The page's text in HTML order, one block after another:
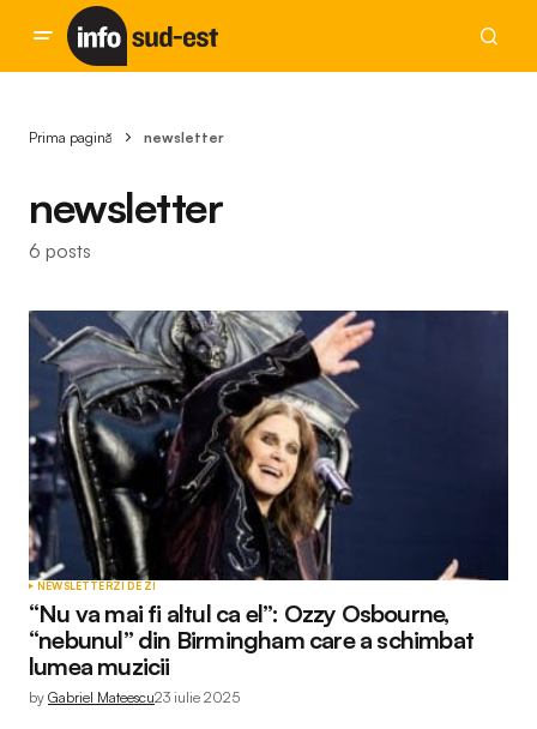
Prima pagină newsletter
newsletter
6 posts
NEWSLETTERZI DE ZI
“Nu va mai fi altul ca el”: Ozzy Osbourne,
“nebunul” din Birmingham care a schimbat
lumea muzicii
by Gabriel Mateescu23 iulie 2025